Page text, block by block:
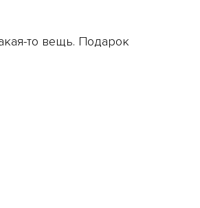
то вещь. Подарок